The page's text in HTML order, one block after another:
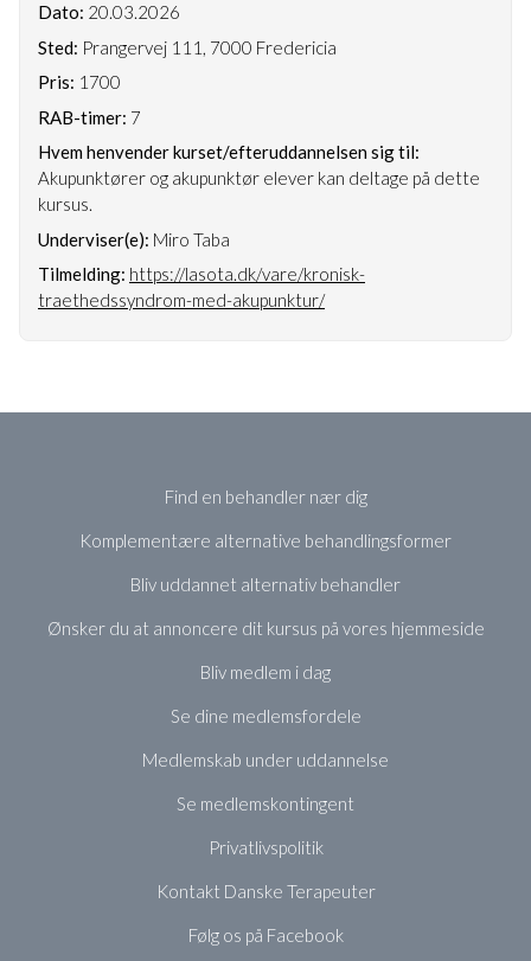
Dato: 20.03.2026
Sted: Prangervej 111, 7000 Fredericia
Pris: 1700
RAB-timer: 7
Hvem henvender kurset/efteruddannelsen sig til:
Akupunktører og akupunktør elever kan deltage på dette
kursus.
Underviser(e): Miro Taba
Tilmelding: https://lasota.dk/vare/kronisk-
traethedssyndrom-med-akupunktur/
Find en behandler nær dig
Komplementære alternative behandlingsformer
Bliv uddannet alternativ behandler
Ønsker du at annoncere dit kursus på vores hjemmeside
Bliv medlem i dag
Se dine medlemsfordele
Medlemskab under uddannelse
Se medlemskontingent
Privatlivspolitik
Kontakt Danske Terapeuter
Følg os på Facebook